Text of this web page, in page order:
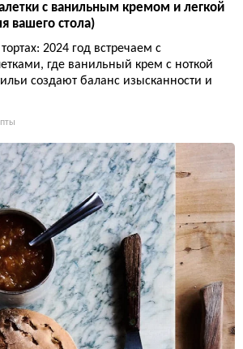
с ванильным кремом и легкой
вашего стола)
2024 год встречаем с
где ванильный крем с ноткой
создают баланс изысканности и